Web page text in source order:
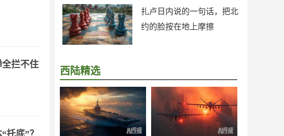
扎卢日内说的一句话，把北
约的脸按在地上摩擦
西陆精选
拦不住
托底”？